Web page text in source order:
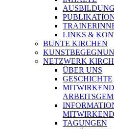
LINKS &
BUNTE KIRCHEN
NETZWERK
ÜBER UNS
GESCHICHTE
TAGUNGEN